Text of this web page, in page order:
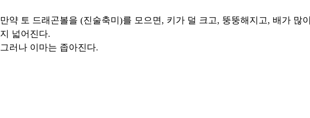
만약 토 드래곤볼을 (진술축미)를 모으면, 키가 덜 크고, 뚱뚱해지고, 배가 많
지 넓어진다.
그러나 이마는 좁아진다.